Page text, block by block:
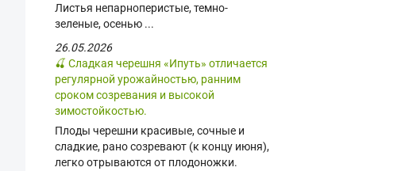
Листья непарноперистые, темно-
зеленые, осенью ...
26.05.2026
🍒 Сладкая черешня «Ипуть» отличается
регулярной урожайностью, ранним
сроком созревания и высокой
зимостойкостью.
Плоды черешни красивые, сочные и
сладкие, рано созревают (к концу июня),
легко отрываются от плодоножки.